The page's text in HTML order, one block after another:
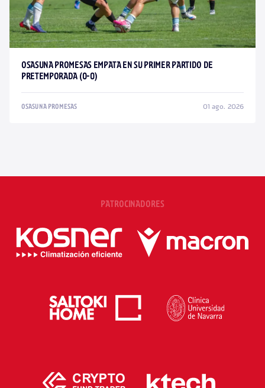
OSASUNA PROMESAS EMPATA EN SU PRIMER PARTIDO DE
PRETEMPORADA (0-0)
OSASUNA PROMESAS 01 ago. 2026
PATROCINADORES